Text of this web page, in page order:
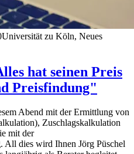
Universität zu Köln, Neues
hat seinen Preis
Preisfindung"
Abend mit der Ermittlung von
Zuschlagskalkulation
mit der
All dies wird Ihnen Jörg Püschel